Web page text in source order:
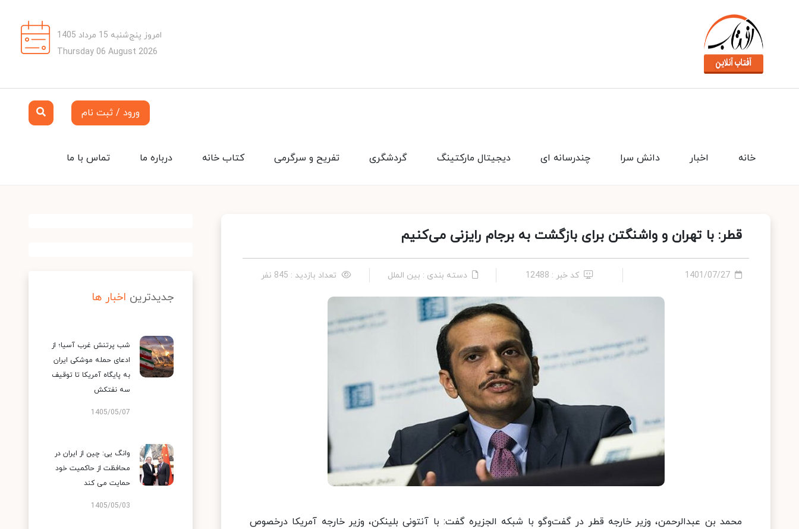
امروز پنج‌شنبه 15 مرداد 1405
Thursday 06 August 2026
ورود / ثبت نام
تماس با ما درباره ما کتاب خانه تفریح و سرگرمی گردشگری دیجیتال مارکتینگ چندرسانه ای دانش سرا اخبار خانه
قطر: با تهران و واشنگتن برای بازگشت به برجام رایزنی می‌کنیم
1401/07/27 کد خبر : 12488 دسته بندی : بین الملل تعداد بازدید : 845 نفر
محمد بن عبدالرحمن، وزیر خارجه قطر در گفت‌وگو با شبکه الجزیره گفت: با آنتونی بلینکن، وزیر خارجه آمریکا درخصوص
جدیدترین اخبار ها
شب پرتنش غرب آسیا؛ از
ادعای حمله موشکی ایران
به پایگاه آمریکا تا توقیف
سه نفتکش
1405/05/07
وانگ یی: چین از ایران در
محافظت از حاکمیت خود
حمایت می کند
1405/05/03